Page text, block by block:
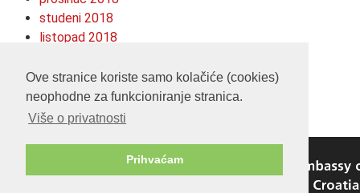
Ove stranice koriste samo kolačiće (cookies)
neophodne za funkcioniranje stranica.
Više o privatnosti
Prihvaćam
studeni 2018
listopad 2018
srpanj 2018